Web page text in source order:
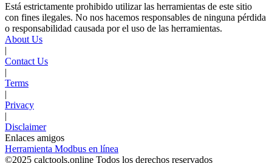
Está estrictamente prohibido utilizar las herramientas de este sitio
con fines ilegales. No nos hacemos responsables de ninguna pérdida
o responsabilidad causada por el uso de las herramientas.
About Us
|
Contact Us
|
Terms
|
Privacy
|
Disclaimer
Enlaces amigos
Herramienta Modbus en línea
©2025 calctools.online Todos los derechos reservados